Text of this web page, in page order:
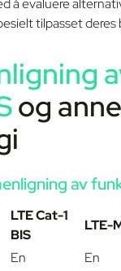
å evaluere
tilpasset deres
og
av
LTE Cat-1
BIS
LTE-
En En